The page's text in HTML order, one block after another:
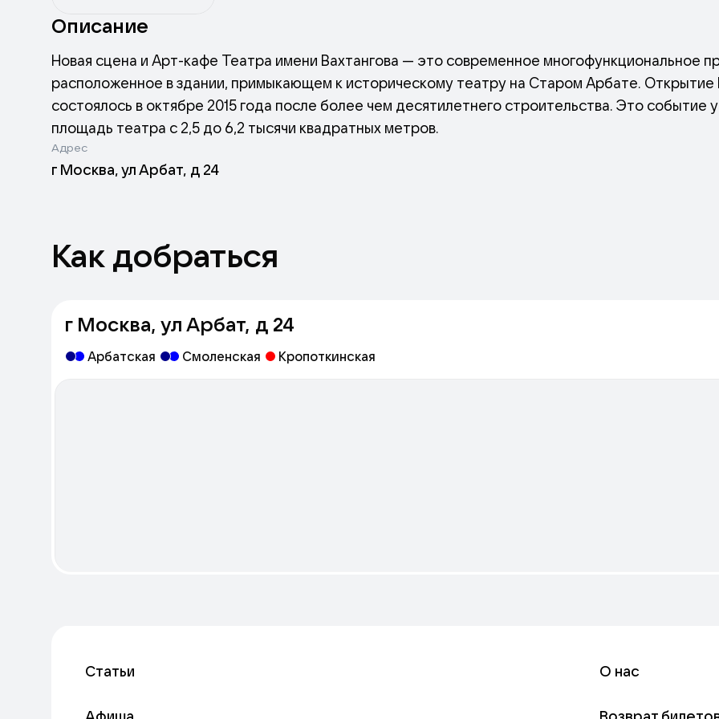
Описание
Новая сцена и Арт-кафе Театра имени Вахтангова — это современное многофункциональное
расположенное в здании, примыкающем к историческому театру на Старом Арбате.
состоялось в октябре 2015 года после более чем десятилетнего строительства. Это событие
площадь театра с 2,5 до 6,2 тысячи квадратных метров.
Новая сцена представляет собой «театр в театре» — полностью автономное пространство со
гардеробом и уникальным зрительным залом-трансформером. Нижний этаж здания занимает
История
Идея строительства Новой сцены возникла ещё в конце XX века, когда
Адрес
г Москва, ул Арбат, д 24
Как добраться
г Москва, ул Арбат, д 24
Арбатская Смоленская Кропоткинская
Статьи О нас